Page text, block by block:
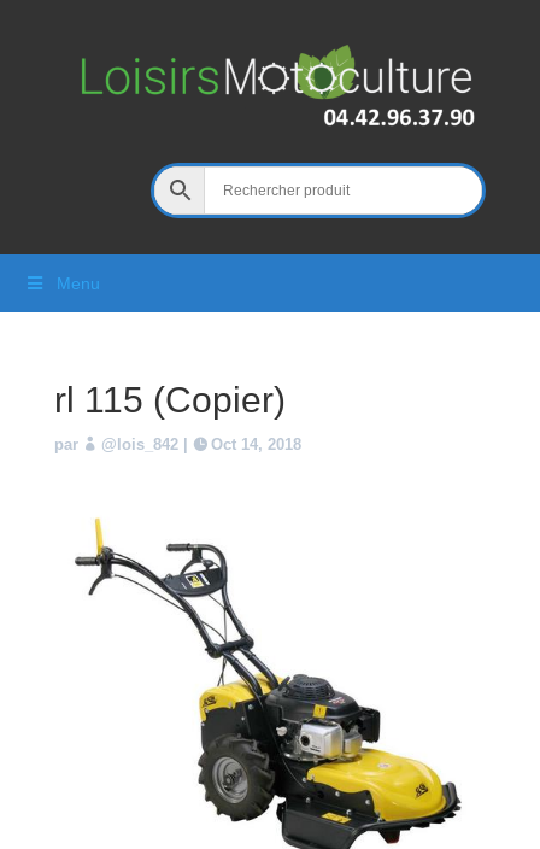
Menu
rl 115 (Copier)
par @lois_842| Oct 14, 2018